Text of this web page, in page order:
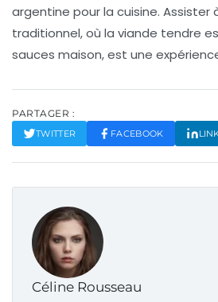
argentine pour la cuisine. Assister
traditionnel, où la viande tendre
sauces maison, est une
PARTAGER :
TWITTER FACEBOOK
Céline Rousseau